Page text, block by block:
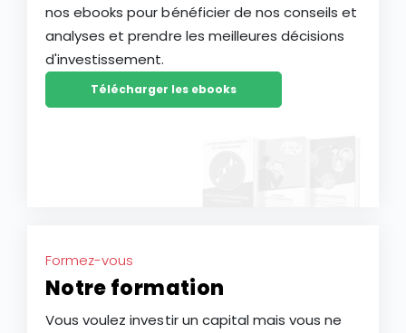
nos ebooks pour bénéficier de nos conseils et
analyses et prendre les meilleures décisions
d'investissement.
Télécharger les ebooks
Formez-vous
Notre formation
Vous voulez investir un capital mais vous ne